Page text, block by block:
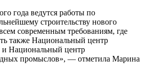
года ведутся работы по
строительству нового
современным требованиям, где
также Национальный центр
и Национальный центр
промыслов», — отметила Марина